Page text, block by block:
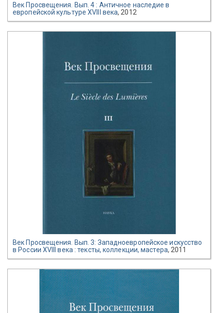
Век Просвещения. Вып. 4 : Античное наследие в
европейской культуре XVIII века, 2012
Век Просвещения. Вып. 3: Западноевропейское искусство
в России XVIII века : тексты, коллекции, мастера, 2011